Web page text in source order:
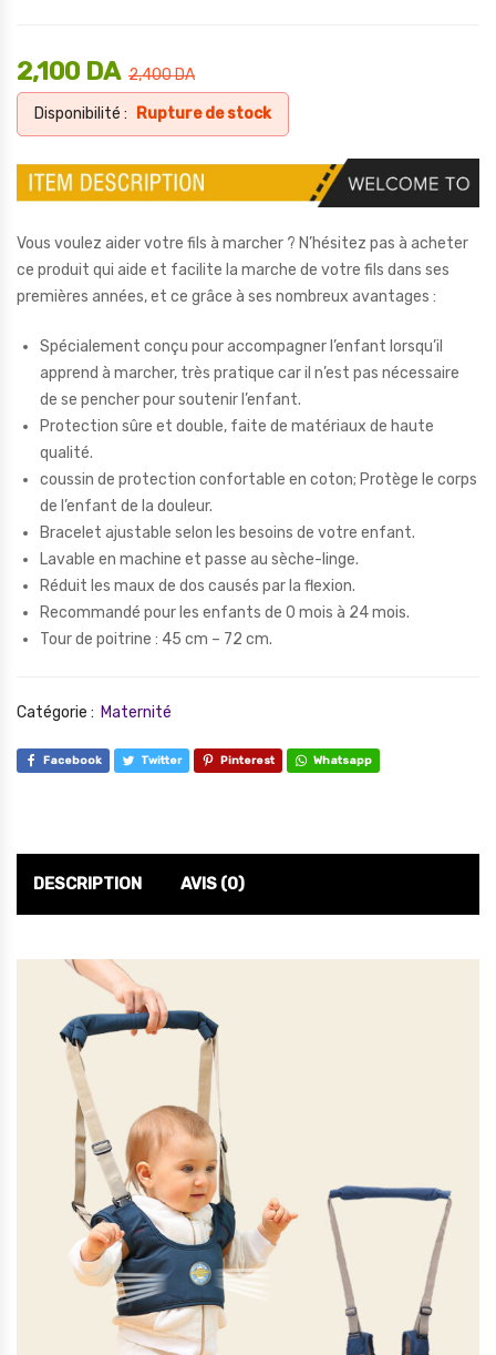
2,400DA
2,100 DA
Disponibilité : Rupture de stock
Vous voulez aider votre fils à marcher ? N’hésitez pas à acheter
ce produit qui aide et facilite la marche de votre fils dans ses
premières années, et ce grâce à ses nombreux avantages :
Spécialement conçu pour accompagner l’enfant lorsqu’il
apprend à marcher, très pratique car il n’est pas nécessaire
de se pencher pour soutenir l’enfant.
Protection sûre et double, faite de matériaux de haute
qualité.
coussin de protection confortable en coton; Protège le corps
de l’enfant de la douleur.
Bracelet ajustable selon les besoins de votre enfant.
Lavable en machine et passe au sèche-linge.
Réduit les maux de dos causés par la flexion.
Recommandé pour les enfants de 0 mois à 24 mois.
Tour de poitrine : 45 cm – 72 cm.
Catégorie : Maternité
Facebook Twitter Pinterest Whatsapp
DESCRIPTION AVIS (0)